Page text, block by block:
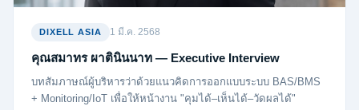
DIXELL ASIA 1 มี.ค. 2568
คุณสมาทร ผาตินินนาท — Executive Interview
บทสัมภาษณ์ผู้บริหารว่าด้วยแนวคิดการออกแบบระบบ BAS/BMS
+ Monitoring/IoT เพื่อให้หน้างาน "คุมได้–เห็นได้–วัดผลได้"